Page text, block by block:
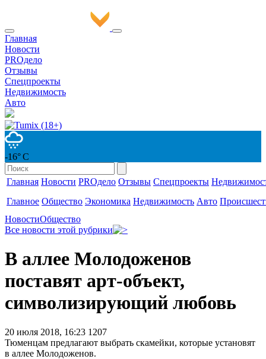
Главная
Новости
PROдело
Отзывы
Спецпроекты
Недвижимость
Авто
-16° С
Главная Новости PROдело Отзывы Спецпроекты
Главное Общество Экономика Недвижимость Авто
НовостиОбщество
Все новости этой рубрики
В аллее Молодоженов
поставят арт-объект,
символизирующий любовь
20 июля 2018, 16:23 1207
Тюменцам предлагают выбрать скамейки, которые установят
в аллее Молодоженов.